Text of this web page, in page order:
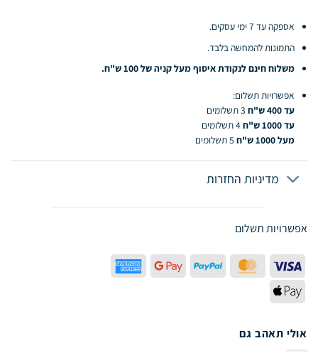
אספקה עד 7 ימי עסקים.
התמונות להמחשה בלבד.
משלוח חינם לנקודת איסוף מעל קניה של 100 ש"ח.
אפשרויות תשלום:
עד 400 ש"ח
3 תשלומים
עד 1000 ש"ח
4 תשלומים
מעל 1000 ש"ח
5 תשלומים
מדיניות החזרות
אפשרויות תשלום
Visa
MasterCard
PayPal
Google
Pay
Express
Apple
Pay
אולי תאהב גם